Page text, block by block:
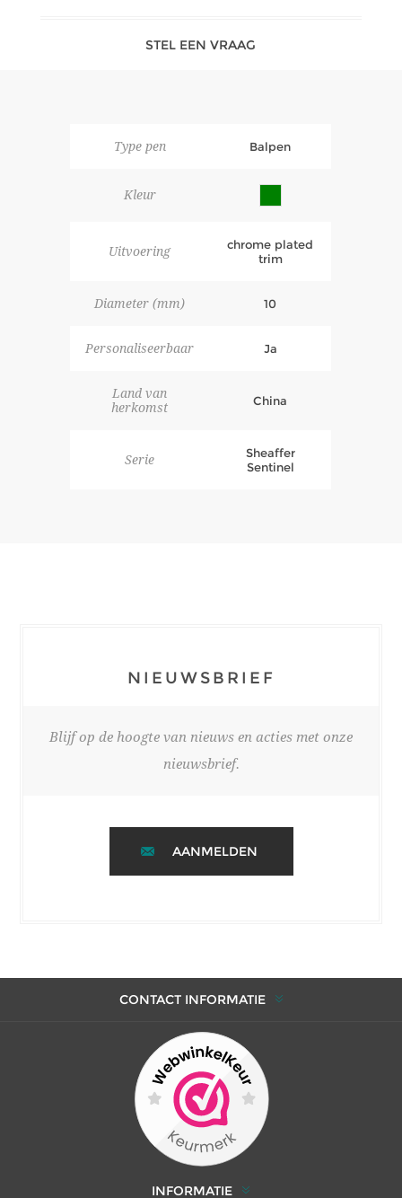
STEL EEN VRAAG
Type pen Balpen
Kleur
Uitvoering
chrome plated
trim
Diameter (mm) 10
Personaliseerbaar Ja
Land van
herkomst
China
Serie
Sheaffer
Sentinel
NIEUWSBRIEF
Blijf op de hoogte van nieuws en acties met onze
nieuwsbrief.
AANMELDEN
CONTACT INFORMATIE
INFORMATIE